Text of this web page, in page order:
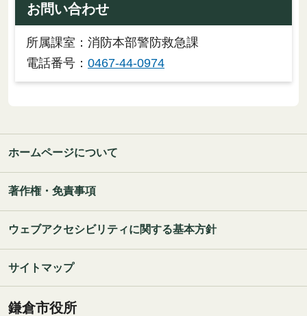
お問い合わせ
所属課室：消防本部警防救急課
電話番号： 0467-44-0974
ホームページについて
著作権・免責事項
ウェブアクセシビリティに関する基本方針
サイトマップ
鎌倉市役所